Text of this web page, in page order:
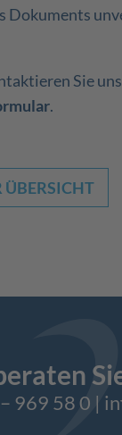
Dokuments
Sie
.
ÜBERSICHT
969 58 0 |